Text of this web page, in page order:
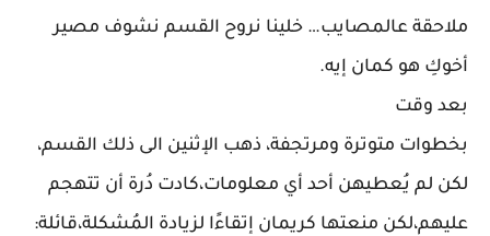
ملاحقة عالمصايب… خلينا نروح القسم نشوف مصير
أخوكِ هو كمان إيه.
بعد وقت
بخطوات متوترة ومرتجفة، ذهب الإثنين الى ذلك القسم،
لكن لم يُعطيهن أحد أي معلومات،كادت دُرة أن تتهجم
عليهم،لكن منعتها كريمان إتقاءًا لزيادة المُشكلة،قائلة: